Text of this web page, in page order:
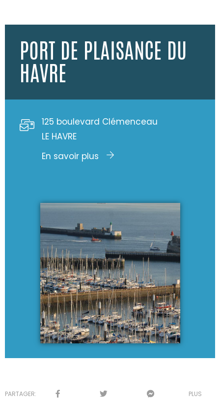
PORT DE PLAISANCE DU
HAVRE
125 boulevard Clémenceau
LE HAVRE
En savoir plus
PARTAGER:
PLUS